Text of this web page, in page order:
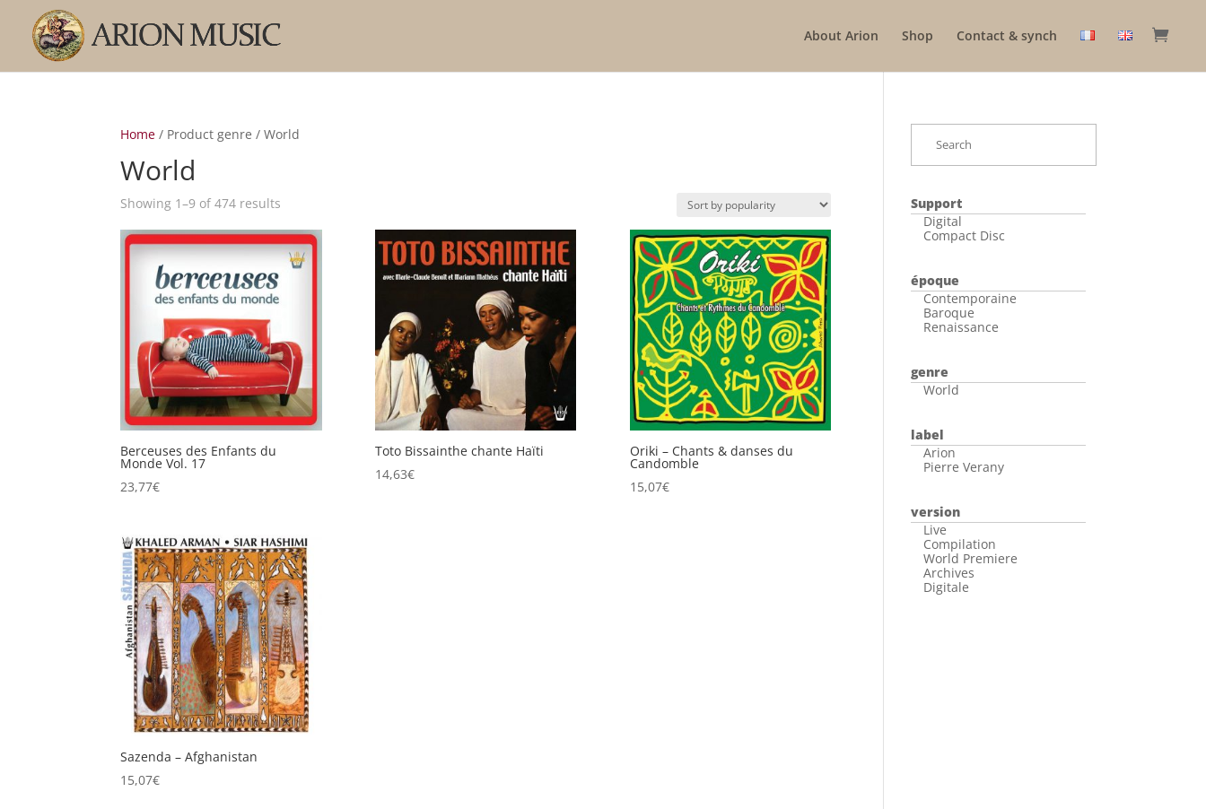
About Arion Shop Contact & synch
Home / Product genre / World
World
Showing 1–9 of 474 results
popularity
Berceuses des Enfants du
Monde Vol. 17
23,77€
Toto Bissainthe chante Haïti
14,63€
Oriki – Chants & danses du
Candomble
15,07€
Sazenda – Afghanistan
15,07€
Support
Digital
Compact Disc
époque
Contemporaine
Baroque
Renaissance
genre
World
label
Arion
Pierre Verany
version
Live
Compilation
World Premiere
Archives
Digitale